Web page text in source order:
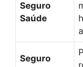
Seguro
Saúde
Seguro